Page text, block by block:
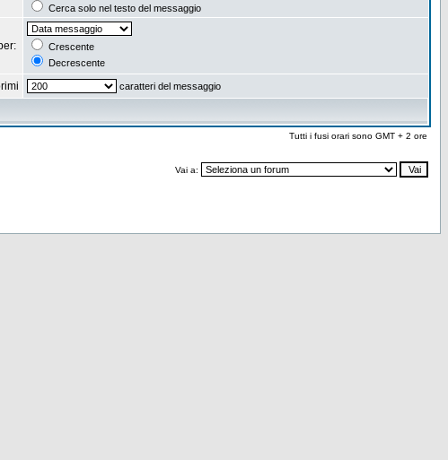
Cerca solo nel testo del messaggio
Crescente
Decrescente
caratteri del messaggio
Tutti i fusi orari sono GMT + 2 ore
Vai a: